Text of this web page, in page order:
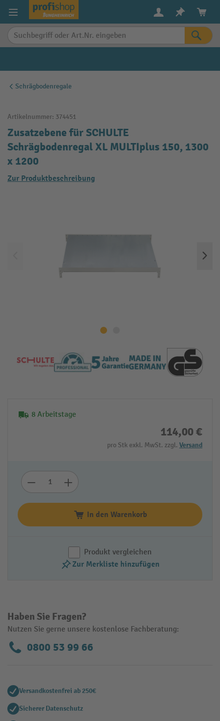
springen
Schrägbodenregale
Artikelnummer: 374451
Zusatzebene für SCHULTE
Schrägbodenregal XL MULTIplus 150, 1300
x 1200
Zur Produktbeschreibung
8 Arbeitstage
114,00 €
pro Stk exkl. MwSt. zzgl. Versand
In den Warenkorb
Produkt vergleichen
Zur Merkliste hinzufügen
Haben Sie Fragen?
Nutzen Sie gerne unsere kostenlose Fachberatung:
0800 53 99 66
Versandkostenfrei ab 250€
Sicherer Datenschutz